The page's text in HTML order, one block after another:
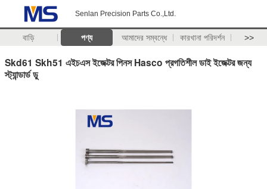
Senlan Precision Parts Co.,Ltd.
বাড়ি পণ্য আমাদের সম্বন্ধে কারখানা পরিদর্শন >>
Skd61 Skh51 এইচএস ইজেক্টর পিনস Hasco প্রগতিশীল ডাই ইজেক্টর জন্য
স্ট্যান্ডার্ড ডু